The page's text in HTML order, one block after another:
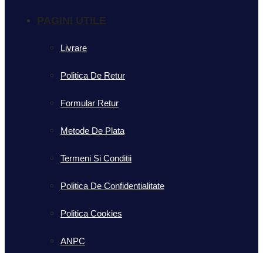
Livrare
Politica De Retur
Formular Retur
Metode De Plata
Termeni Si Conditii
Politica De Confidentialitate
Politica Cookies
ANPC